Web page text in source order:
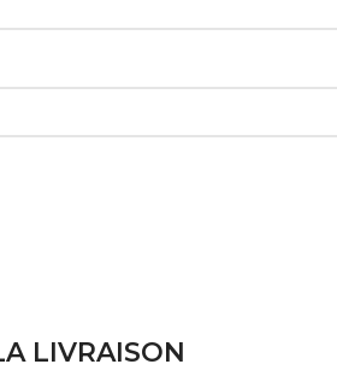
LIVRAISON